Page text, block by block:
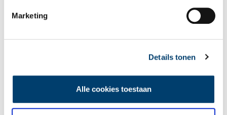
Marketing
Details tonen
Alle cookies toestaan
Ontvang de nieuwsbrief
Wilt u op de hoogte blijven van de mooiste verhalen en het
laatste erfgoednieuws? Schrijf u dan nu in voor onze